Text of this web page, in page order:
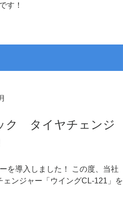
す！
ク タイヤチェンジ
を導入しました！ この度、当社
ェンジャー「ウイングCL-121」を